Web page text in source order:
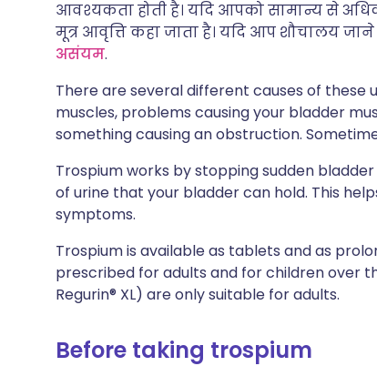
आवश्यकता होती है। यदि आपको सामान्य से
मूत्र आवृत्ति कहा जाता है। यदि आप शौचालय
असंयम.
There are several different causes of these
muscles, problems causing your bladder
something causing an obstruction.
Trospium works by stopping sudden
of urine that your bladder can hold. This
symptoms.
Trospium is available as tablets and as
prescribed for adults and for children over
Regurin® XL) are only suitable for adults.
Before taking trospium